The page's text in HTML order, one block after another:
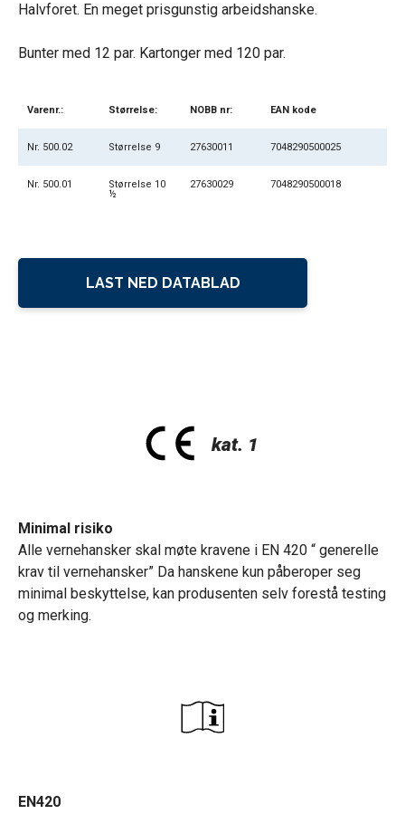
Halvforet. En meget prisgunstig arbeidshanske.
Bunter med 12 par. Kartonger med 120 par.
Varenr.: Størrelse: NOBB nr: EAN kode
Nr. 500.02 Størrelse 9 27630011 7048290500025
Nr. 500.01
Størrelse 10
½
27630029 7048290500018
LAST NED DATABLAD
Minimal risiko
Alle vernehansker skal møte kravene i EN 420 “ generelle
krav til vernehansker” Da hanskene kun påberoper seg
minimal beskyttelse, kan produsenten selv forestå testing
og merking.
EN420